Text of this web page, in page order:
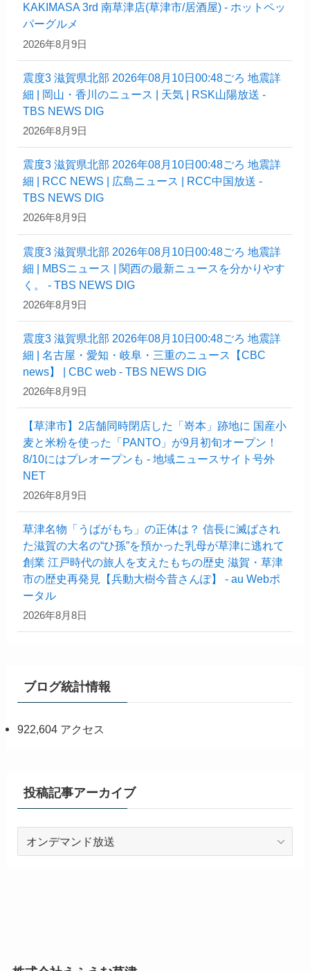
KAKIMASA 3rd 南草津店(草津市/居酒屋) - ホットペッ
パーグルメ
2026年8月9日
震度3 滋賀県北部 2026年08月10日00:48ごろ 地震詳
細 | 岡山・香川のニュース | 天気 | RSK山陽放送 -
TBS NEWS DIG
2026年8月9日
震度3 滋賀県北部 2026年08月10日00:48ごろ 地震詳
細 | RCC NEWS | 広島ニュース | RCC中国放送 -
TBS NEWS DIG
2026年8月9日
震度3 滋賀県北部 2026年08月10日00:48ごろ 地震詳
細 | MBSニュース | 関西の最新ニュースを分かりやす
く。 - TBS NEWS DIG
2026年8月9日
震度3 滋賀県北部 2026年08月10日00:48ごろ 地震詳
細 | 名古屋・愛知・岐阜・三重のニュース【CBC
news】 | CBC web - TBS NEWS DIG
2026年8月9日
【草津市】2店舗同時閉店した「嵜本」跡地に 国産小
麦と米粉を使った「PANTO」が9月初旬オープン！
8/10にはプレオープンも - 地域ニュースサイト号外
NET
2026年8月9日
草津名物「うばがもち」の正体は？ 信長に滅ばされ
た滋賀の大名の“ひ孫”を預かった乳母が草津に逃れて
創業 江戸時代の旅人を支えたもちの歴史 滋賀・草津
市の歴史再発見【兵動大樹今昔さんぽ】 - au Webポ
ータル
2026年8月8日
ブログ統計情報
922,604 アクセス
投稿記事アーカイブ